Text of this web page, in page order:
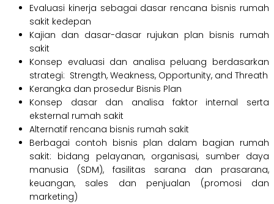
Evaluasi kinerja sebagai dasar rencana bisnis rumah
sakit kedepan
Kajian dan dasar-dasar rujukan plan bisnis rumah
sakit
Konsep evaluasi dan analisa peluang berdasarkan
strategi: Strength, Weakness, Opportunity, and Threath
Kerangka dan prosedur Bisnis Plan
Konsep dasar dan analisa faktor internal serta
eksternal rumah sakit
Alternatif rencana bisnis rumah sakit
Berbagai contoh bisnis plan dalam bagian rumah
sakit: bidang pelayanan, organisasi, sumber daya
manusia (SDM), fasilitas sarana dan prasarana,
keuangan, sales dan penjualan (promosi dan
marketing)